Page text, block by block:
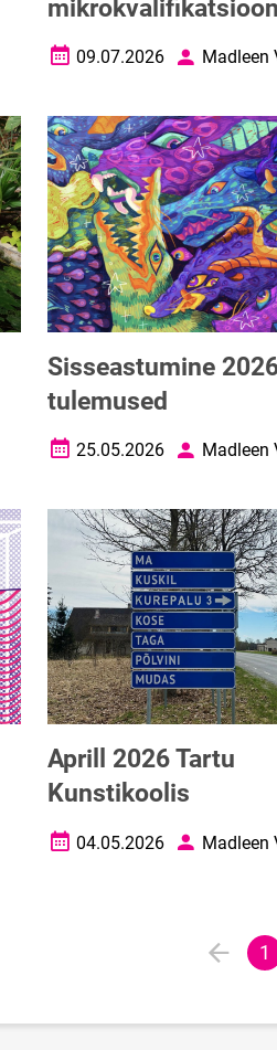
mikrokvalifikatsioon
Loomise kuupäev
09.07.2026 AutorMadleen
Sisseastumine
tulemused
Loomise kuupäev
25.05.2026 AutorMadleen
Aprill 2026 Tartu
Kunstikoolis
Loomise kuupäev
04.05.2026 AutorMadleen
1